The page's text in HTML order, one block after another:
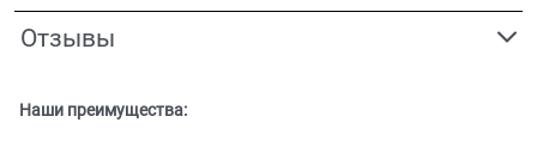
Отзывы
Наши преимущества: